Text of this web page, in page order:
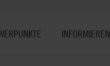
INFORMIEREN